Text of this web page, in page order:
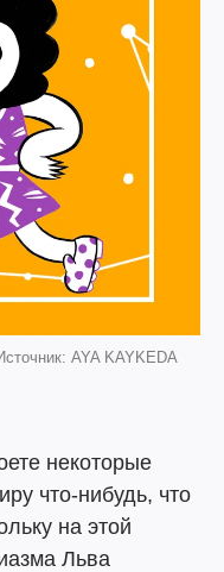
AYA KAYKEDA
некоторые
что-нибудь, что
на этой
Льва